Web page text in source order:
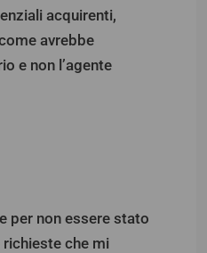
acquirenti,
avrebbe
e non l’agente
per non essere stato
che mi